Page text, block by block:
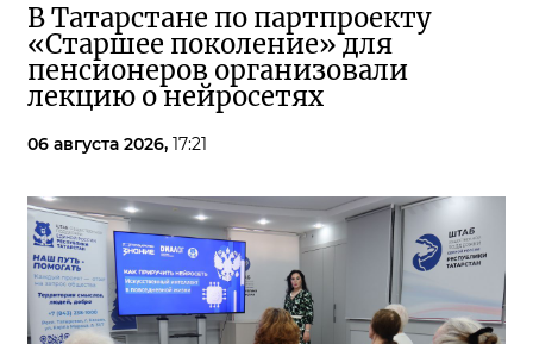
В Татарстане по партпроекту
«Старшее поколение» для
пенсионеров организовали
лекцию о нейросетях
06 августа 2026, 17:21